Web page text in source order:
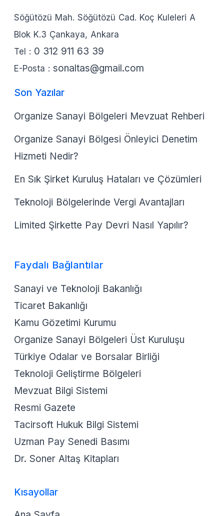
Söğütözü Mah. Söğütözü Cad. Koç Kuleleri A
Blok K.3 Çankaya, Ankara
Tel : 0 312 911 63 39
E-Posta : sonaltas@gmail.com
Son Yazılar
Organize Sanayi Bölgeleri Mevzuat Rehberi
Organize Sanayi Bölgesi Önleyici Denetim
Hizmeti Nedir?
En Sık Şirket Kuruluş Hataları ve Çözümleri
Teknoloji Bölgelerinde Vergi Avantajları
Limited Şirkette Pay Devri Nasıl Yapılır?
Faydalı Bağlantılar
Sanayi ve Teknoloji Bakanlığı
Ticaret Bakanlığı
Kamu Gözetimi Kurumu
Organize Sanayi Bölgeleri Üst Kuruluşu
Türkiye Odalar ve Borsalar Birliği
Teknoloji Geliştirme Bölgeleri
Mevzuat Bilgi Sistemi
Resmi Gazete
Tacirsoft Hukuk Bilgi Sistemi
Uzman Pay Senedi Basımı
Dr. Soner Altaş Kitapları
Kısayollar